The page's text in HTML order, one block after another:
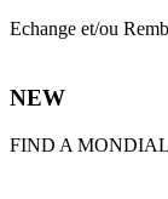
Echange et/ou
NEW
FIND A